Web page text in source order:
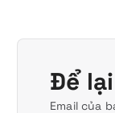
Để
Email của